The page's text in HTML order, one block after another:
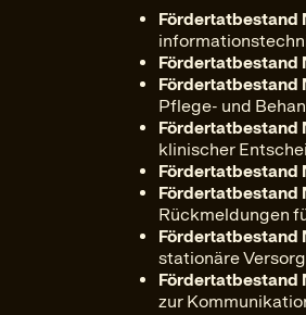
Fördertatbestand
Fördertatbestand
Fördertatbestand
Pflege- und
Fördertatbestand
klinischer
Fördertatbestand
Fördertatbestand
Rückmeldungen
Fördertatbestand
stationäre
Fördertatbestand
zur